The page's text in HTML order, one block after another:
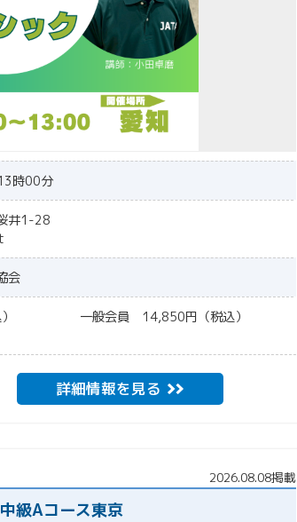
時00分
井1-28
会
税込） 一般会員 14,850円（税込）
詳細情報を見る
2026.08.08掲載
級Aコース東京